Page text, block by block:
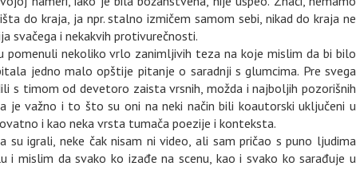
do kraja, ja npr. stalno izmičem samom sebi, nikad do kraja ne
svačega i nekakvih protivurečnosti.
pomenuli nekoliko vrlo zanimljivih teza na koje mislim da bi bilo
jedno malo opštije pitanje o saradnji s glumcima. Pre svega
s timom od devetoro zaista vrsnih, možda i najboljih pozorišnih
je važno i to što su oni na neki način bili koautorski uključeni u
i kao neka vrsta tumača poezije i konteksta.
su igrali, neke čak nisam ni video, ali sam pričao s puno ljudima
i mislim da svako ko izađe na scenu, kao i svako ko sarađuje u